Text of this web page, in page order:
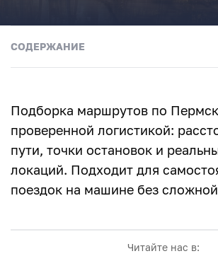
СОДЕРЖАНИЕ
Как выбрать маршрут
1. Голубые озера – Лысьва
2. Хохловка – Белогорский монастырь
Подборка маршрутов по
проверенной логистикой:
пути, точки остановок и
локаций. Подходит для
поездок на машине без
Читайте нас в: